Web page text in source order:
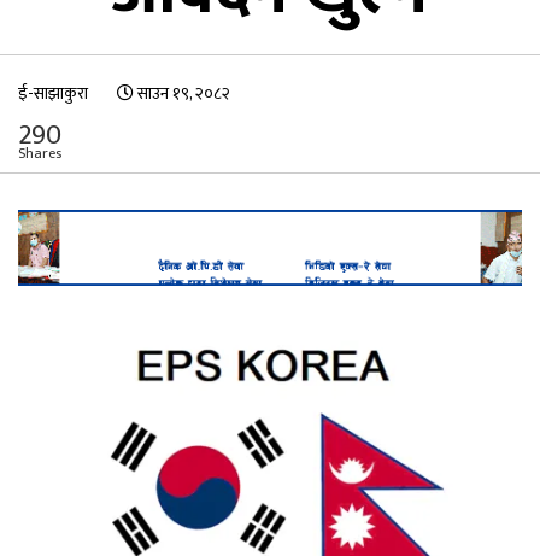
ई-साझाकुरा साउन १९, २०८२
290
Shares